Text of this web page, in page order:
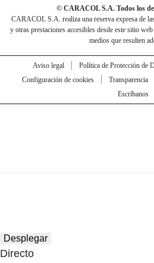
© CARACOL S.A. Todos los
CARACOL S.A. realiza una reserva expresa de
y otras prestaciones accesibles desde este sitio
medios que resulten
Aviso legal Política de Protección de
Configuración de cookies
Transparencia
Escríbanos
Desplegar
Directo